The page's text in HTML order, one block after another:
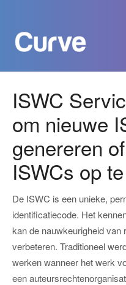
Curve
Curve
ISWC
om nieuwe
genereren
ISWCs op
De ISWC is een unieke,
identificatiecode. Het
kan de nauwkeurigheid
verbeteren. Traditioneel
werken wanneer het werk
een